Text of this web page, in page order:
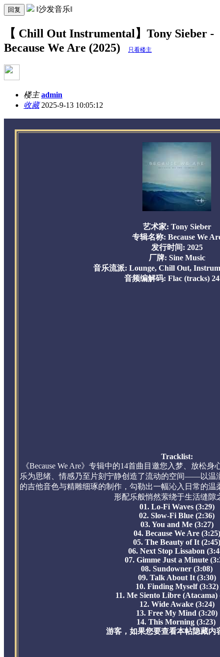
回复 ‖沙发音乐‖
【 Chill Out Instrumental】Tony Sieber -
Because We Are (2025)
只看楼主
楼主 admin
收藏2025-9-13 10:05:12
艺术家: Tony Sieber
专辑名称: Because We
发行时间: 2025
厂牌: Sine Music
音乐流派: Lounge, Chill Out,
音频编解码: Flac (tracks)
Tracklist:
《Because We Are》专辑中的14首曲目邀您入梦、放松
乐为思绪、情感乃至片刻宁静创造了流动的空间——以温
的吉他音色与精雕细琢的制作，勾勒出一幅沁入日常的
形配乐般悄然萦绕于生活缝隙
01. Lo-Fi Waves (3:29)
02. Slow-Fi Blue (2:36)
03. You and Me (3:27)
04. Because We Are (3:25)
05. The Beauty of It (2:45)
06. Next Stop Lissabon
07. Gimme Just a Minute
08. Sundowner (3:08)
09. Talk About It (3:30)
10. Finding Myself (3:32)
11. Me Siento Libre (Atacama)
12. Wide Awake (3:24)
13. Free My Mind (3:20)
14. This Morning (3:23)
游客，如果您要查看本帖隐藏内